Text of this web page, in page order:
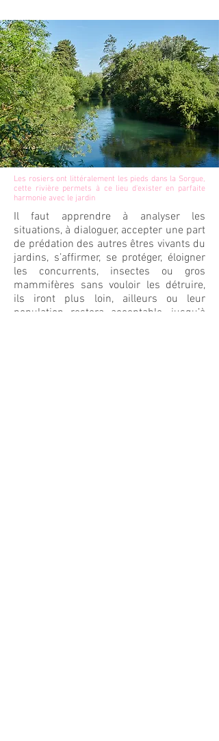
Les rosiers ont littéralement les pieds dans la Sorgue,
cette rivière permets à ce lieu d'exister en parfaite
harmonie avec le jardin
Il faut apprendre à analyser les
situations, à dialoguer, accepter une part
de prédation des autres êtres vivants du
jardins, s’affirmer, se protéger, éloigner
les concurrents, insectes ou gros
mammifères sans vouloir les détruire,
ils iront plus loin, ailleurs ou leur
population restera acceptable, jusqu’à